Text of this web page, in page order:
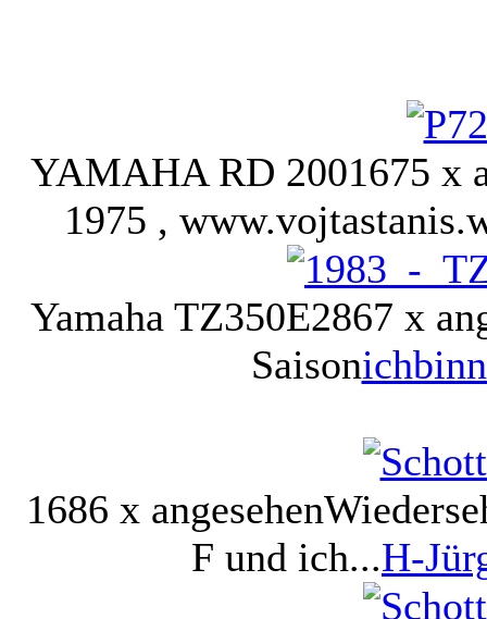
YAMAHA RD 2001675 x
1975 ,
Yamaha TZ350E2867 x
Saison
1686 x angesehen
F und ich...H-